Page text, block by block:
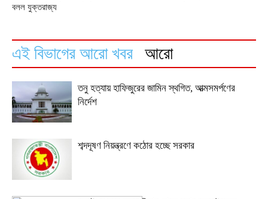
বলল যুক্তরাজ্য
এই বিভাগের আরো খবর আরো
তনু হত্যায় হাফিজুরের জামিন স্থগিত, আত্মসমর্পণের
নির্দেশ
শব্দদূষণ নিয়ন্ত্রণে কঠোর হচ্ছে সরকার